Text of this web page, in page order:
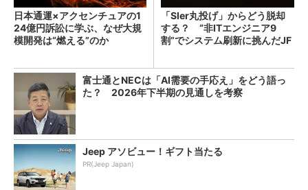
日本通運×アクセンチュアの1
24億円訴訟に学ぶ、なぜ大規
模開発は“燃える”のか
「SIer丸投げ」からどう脱却
する？ “非ITエンジニア9
割”でシステム刷新に挑んだJF
富士通とNECは「AI需要の手応え」をどう語っ
た？ 2026年下半期の見通しを考察
Jeep アソビュー！ギフト当たる
PR(Jeep Japan)